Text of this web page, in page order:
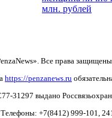
млн. рублей
Все права
https://penzanews.ru
выдано
Телефоны: +7(8412) 999-101,